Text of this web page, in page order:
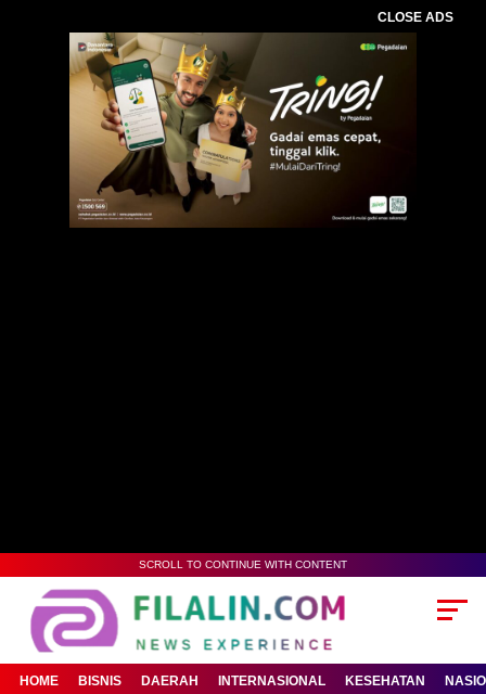
CLOSE ADS
SCROLL TO CONTINUE WITH CONTENT
HOME BISNIS DAERAH INTERNASIONAL KESEHATAN